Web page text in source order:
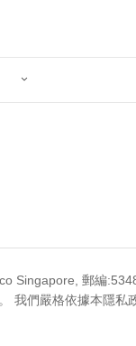

Singapore, 郵編
們嚴格依據本隱